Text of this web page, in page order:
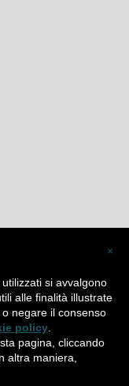
-Privacy Policy-Cookie Policy
×
si avvalgono
alle finalità illustrate
negare il consenso
policy
pagina, cliccando
altra maniera,